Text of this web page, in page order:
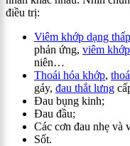
điều trị:
Viêm khớp dạng thấp
phản ứng, viêm
niên…
Thoái hóa khớp,
gáy, đau thắt lưng
Đau bụng kinh;
Đau đầu;
Các cơn đau nhẹ và
Sốt.